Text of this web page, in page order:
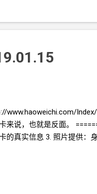
www.haoweichi.com/
说，也就是反面。
真实信息 3. 照片提供：